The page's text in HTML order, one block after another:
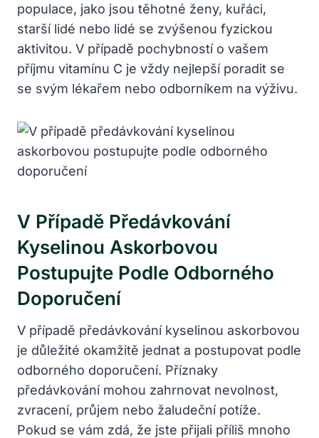
populace, jako jsou těhotné ženy, kuřáci,
starší lidé nebo lidé se zvýšenou fyzickou
aktivitou. V případě pochybností o vašem
příjmu vitamínu C je vždy nejlepší poradit se
se svým lékařem nebo odborníkem na výživu.
V Případě Předávkování
Kyselinou Askorbovou
Postupujte Podle Odborného
Doporučení
V případě předávkování kyselinou askorbovou
je důležité okamžitě jednat a postupovat podle
odborného doporučení. Příznaky
předávkování mohou zahrnovat nevolnost,
zvracení, průjem nebo žaludeční potíže.
Pokud se vám zdá, že jste přijali příliš mnoho